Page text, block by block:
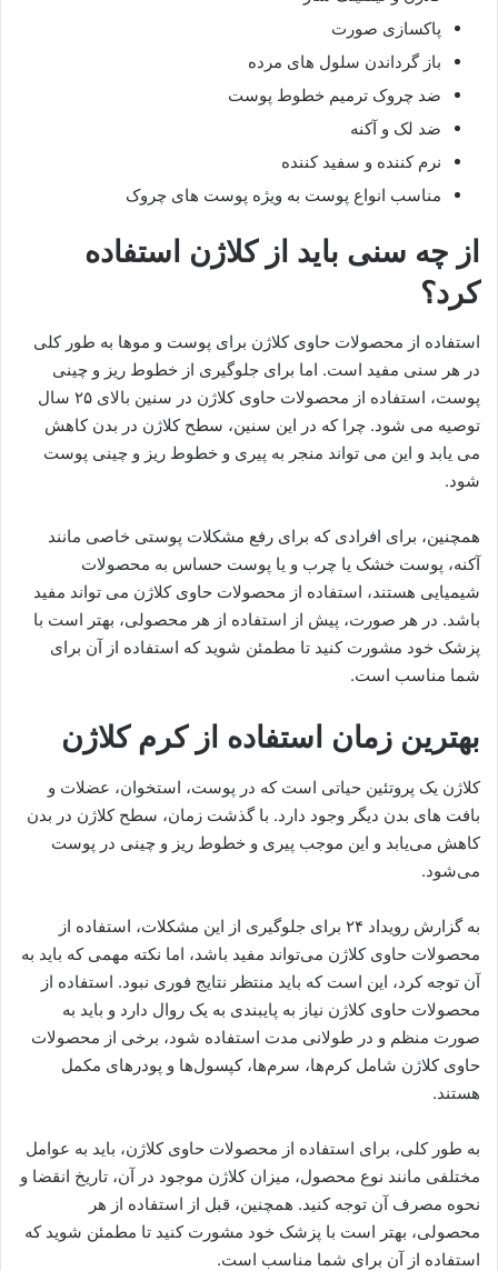
پاکسازی صورت
باز گرداندن سلول های مرده
ضد چروک ترمیم خطوط پوست
ضد لک و آکنه
نرم کننده و سفید کننده
مناسب انواع پوست به ویژه پوست های چروک
از چه سنی باید از کلاژن استفاده
کرد؟
استفاده از محصولات حاوی کلاژن برای پوست و موها به طور کلی
در هر سنی مفید است. اما برای جلوگیری از خطوط ریز و چینی
پوست، استفاده از محصولات حاوی کلاژن در سنین بالای ۲۵ سال
توصیه می شود. چرا که در این سنین، سطح کلاژن در بدن کاهش
می یابد و این می تواند منجر به پیری و خطوط ریز و چینی پوست
شود.
همچنین، برای افرادی که برای رفع مشکلات پوستی خاصی مانند
آکنه، پوست خشک یا چرب و یا پوست حساس به محصولات
شیمیایی هستند، استفاده از محصولات حاوی کلاژن می تواند مفید
باشد. در هر صورت، پیش از استفاده از هر محصولی، بهتر است با
پزشک خود مشورت کنید تا مطمئن شوید که استفاده از آن برای
شما مناسب است.
بهترین زمان استفاده از کرم کلاژن
کلاژن یک پروتئین حیاتی است که در پوست، استخوان، عضلات و
بافت های بدن دیگر وجود دارد. با گذشت زمان، سطح کلاژن در بدن
کاهش می‌یابد و این موجب پیری و خطوط ریز و چینی در پوست
می‌شود.
به گزارش رویداد ۲۴ برای جلوگیری از این مشکلات، استفاده از
محصولات حاوی کلاژن می‌تواند مفید باشد، اما نکته مهمی که باید به
آن توجه کرد، این است که باید منتظر نتایج فوری نبود. استفاده از
محصولات حاوی کلاژن نیاز به پایبندی به یک روال دارد و باید به
صورت منظم و در طولانی مدت استفاده شود، برخی از محصولات
حاوی کلاژن شامل کرم‌ها، سرم‌ها، کپسول‌ها و پودرهای مکمل
هستند.
به طور کلی، برای استفاده از محصولات حاوی کلاژن، باید به عوامل
مختلفی مانند نوع محصول، میزان کلاژن موجود در آن، تاریخ انقضا و
نحوه مصرف آن توجه کنید. همچنین، قبل از استفاده از هر
محصولی، بهتر است با پزشک خود مشورت کنید تا مطمئن شوید که
استفاده از آن برای شما مناسب است.